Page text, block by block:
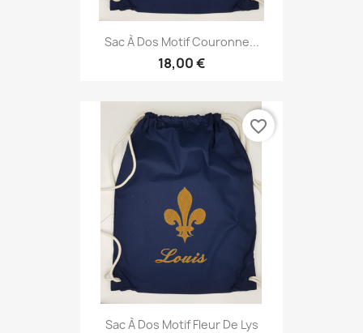
Sac À Dos Motif Couronne...
18,00 €
Sac À Dos Motif Fleur De Lys
favorite_border